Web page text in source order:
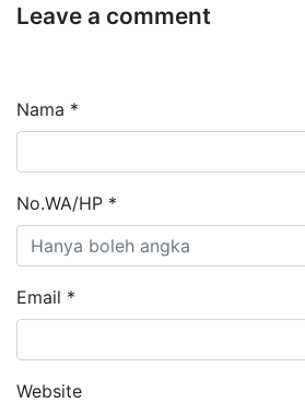
Leave a comment
Nama *
No.WA/HP *
Email *
Website